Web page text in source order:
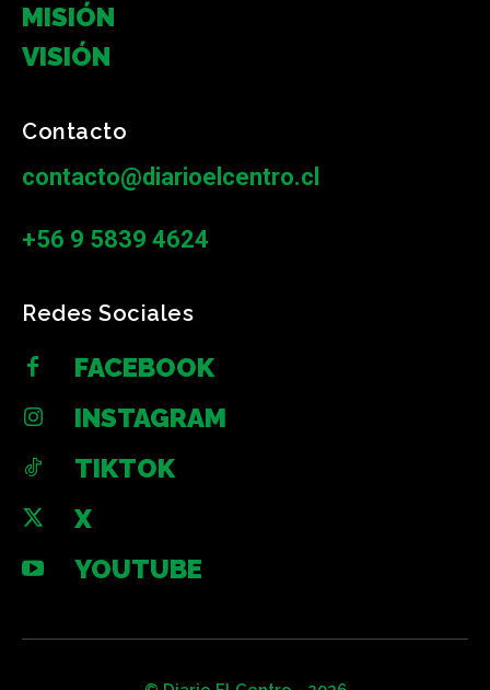
MISIÓN
VISIÓN
Contacto
contacto@diarioelcentro.cl
+56 9 5839 4624
Redes Sociales
FACEBOOK
INSTAGRAM
TIKTOK
X
YOUTUBE